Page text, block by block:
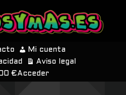
Mi cuenta
Aviso legal
€ Acceder